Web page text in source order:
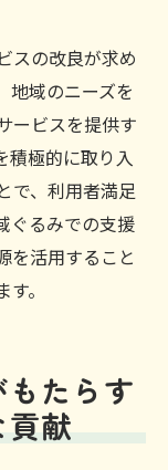
スの改良が求め
地域のニーズを
ービスを提供す
積極的に取り入
で、利用者満足
ぐるみでの支援
を活用すること
。
たらす
貢献